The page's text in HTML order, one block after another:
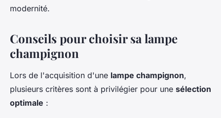
modernité.
Conseils pour choisir sa lampe
champignon
Lors de l'acquisition d'une lampe champignon,
plusieurs critères sont à privilégier pour une sélection
optimale :